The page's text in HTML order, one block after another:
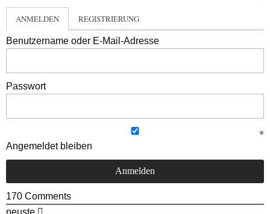
ANMELDEN REGISTRIERUNG
Benutzername oder E-Mail-Adresse
Passwort
Angemeldet bleiben
170 Comments